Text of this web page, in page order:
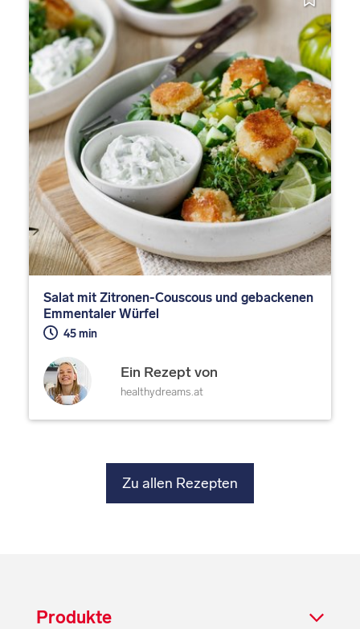
Salat mit Zitronen-Couscous und gebackenen
Emmentaler Würfel
45 min
Ein Rezept von
healthydreams.at
Zu allen Rezepten
Produkte